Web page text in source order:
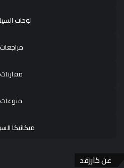
لوحات
مراجعات
مقارنات
منوعات
ميكانيكا
عن كارزفد